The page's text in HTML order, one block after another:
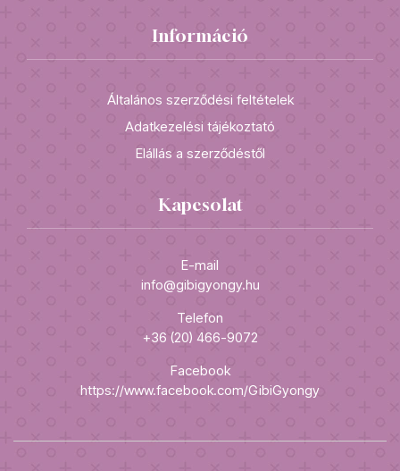
Információ
Általános szerződési feltételek
Adatkezelési tájékoztató
Elállás a szerződéstől
Kapcsolat
E-mail
info@gibigyongy.hu
Telefon
+36 (20) 466-9072
Facebook
https://www.facebook.com/GibiGyongy